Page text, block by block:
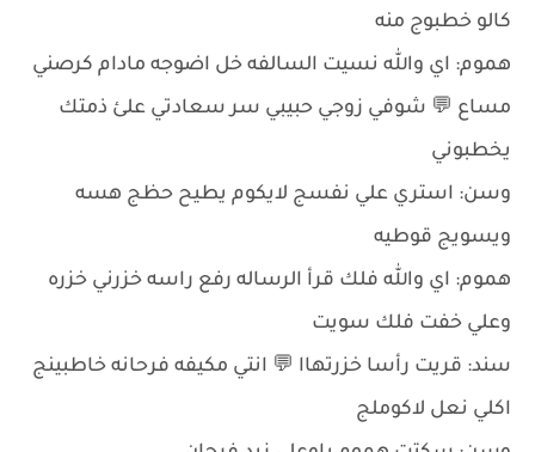
كالو خطبوج منه
هموم: اي والله نسيت السالفه خل اضوجه مادام كرصني
مساع 💬 شوفي زوجي حبيبي سر سعادتي علئ ذمتك
يخطبوني
وسن: استري علي نفسج لايكوم يطيح حظج هسه
ويسويج قوطيه
هموم: اي والله فلك قرأ الرساله رفع راسه خزرني خزره
وعلي خفت فلك سويت
سند: قريت رأسا خزرتهاا 💬 انتي مكيفه فرحانه خاطبينج
اكلي نعل لاكوملج